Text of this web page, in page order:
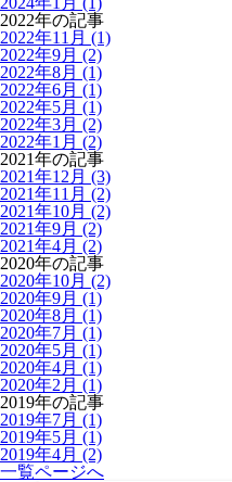
2022年の記事
2022年11月 (1)
2022年9月 (2)
2022年8月 (1)
2022年6月 (1)
2022年5月 (1)
2022年3月 (2)
2022年1月 (2)
2021年の記事
2021年12月 (3)
2021年11月 (2)
2021年10月 (2)
2021年9月 (2)
2021年4月 (2)
2020年の記事
2020年10月 (2)
2020年9月 (1)
2020年8月 (1)
2020年7月 (1)
2020年5月 (1)
2020年4月 (1)
2020年2月 (1)
2019年の記事
2019年7月 (1)
2019年5月 (1)
2019年4月 (2)
一覧ページへ